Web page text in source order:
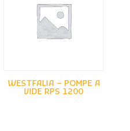
WESTFALIA – POMPE A
VIDE RPS 1200